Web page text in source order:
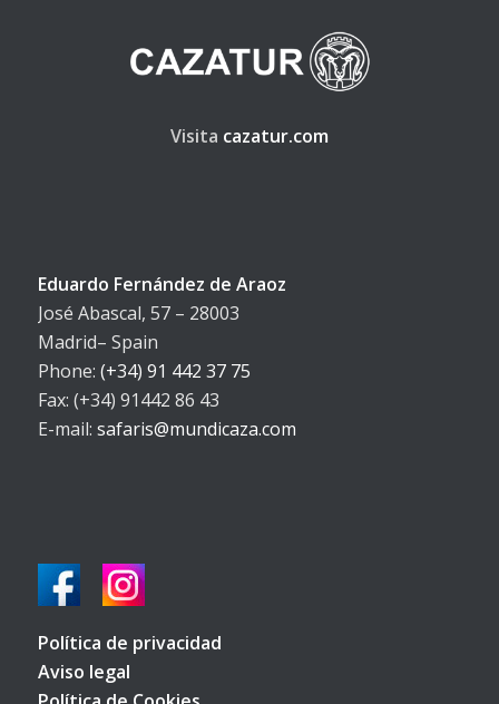
Visita cazatur.com
Eduardo Fernández de Araoz
José Abascal, 57 – 28003
Madrid– Spain
Phone: (+34) 91 442 37 75
Fax: (+34) 91442 86 43
E-mail: safaris@mundicaza.com
Política de privacidad
Aviso legal